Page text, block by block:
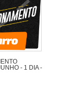
- 1 DIA -